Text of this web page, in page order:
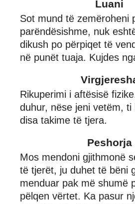
Luani
Sot mund të zemëroheni
parëndësishme, nuk
dikush po përpiqet të
në punët tuaja. Kujdes
Rikuperimi i aftësisë
duhur, nëse jeni vetëm, ti
disa takime të tjera.
Peshorja
Mos mendoni gjithmonë
të tjerët, ju duhet të bëni
menduar pak më shumë
pëlqen vërtet. Ka pasur